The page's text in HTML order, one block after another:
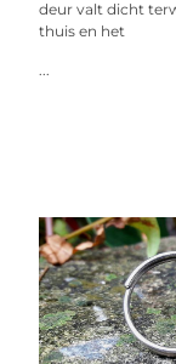
deur valt dicht
thuis en het
...